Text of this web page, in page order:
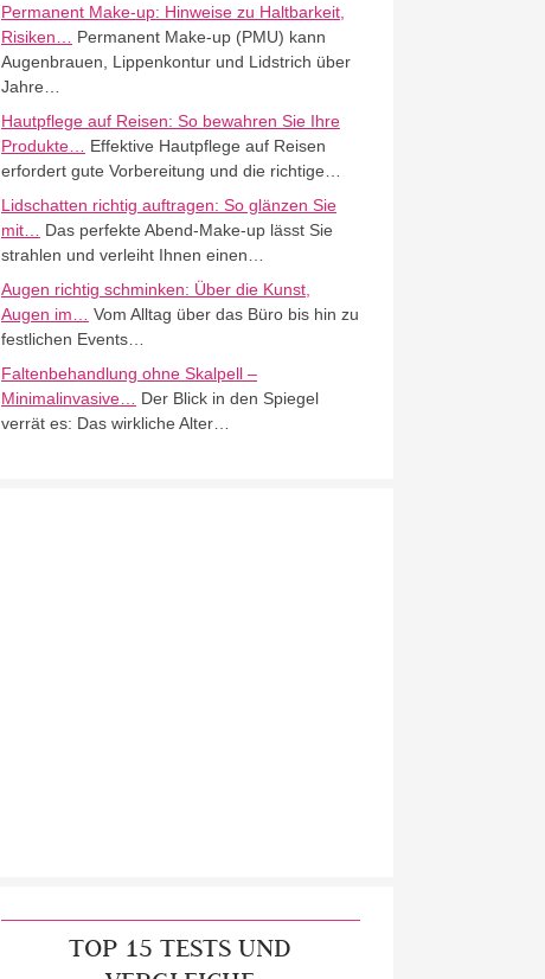
Permanent Make-up: Hinweise zu Haltbarkeit,
Risiken…
Permanent Make-up (PMU) kann
Augenbrauen, Lippenkontur und Lidstrich über
Jahre…
Hautpflege auf Reisen: So bewahren Sie Ihre
Produkte…
Effektive Hautpflege auf Reisen
erfordert gute Vorbereitung und die richtige…
Lidschatten richtig auftragen: So glänzen Sie
mit…
Das perfekte Abend-Make-up lässt Sie
strahlen und verleiht Ihnen einen…
Augen richtig schminken: Über die Kunst,
Augen im…
Vom Alltag über das Büro bis hin zu
festlichen Events…
Faltenbehandlung ohne Skalpell –
Minimalinvasive…
Der Blick in den Spiegel
verrät es: Das wirkliche Alter…
TOP 15 TESTS UND